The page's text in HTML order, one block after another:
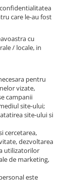
care le-au fost
cu
/ locale, in
pentru
vizate,
campanii
site-ului;
site-ului si
cercetarea,
dezvoltarea
utilizatorilor
de marketing,
este